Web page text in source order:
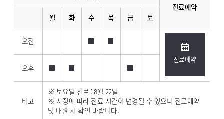
진료예약
월
화 수 목 금 토
오전
진료예약
오후
비고
※ 토요일 진료 : 8월 22일
※ 사정에 따라 진료 시간이 변경될 수 있으니 진료예약
및 내원 시 확인 바랍니다.